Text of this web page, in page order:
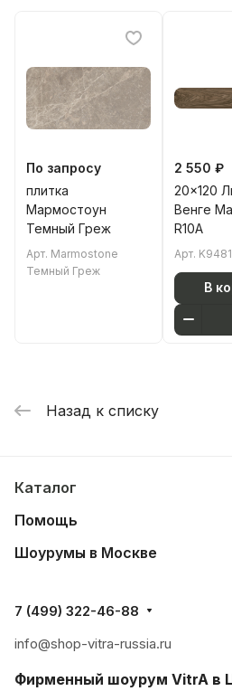
По запросу
плитка
Мармостоун
Темный Греж
Арт. Marmostone
Темный Греж
2 550 ₽
20x120
Венге
R10A
Арт.
В
Назад к списку
Каталог
Помощь
Шоурумы в Москве
7 (499) 322-46-88
info@shop-vitra-russia.ru
Фирменный шоурум VitrA в